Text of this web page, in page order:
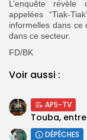
L’enquête révèle
appelées “Tiak-
informelles dans ce
dans ce secteur.
FD/BK
Voir aussi :
APS-TV
Touba,
DÉPÊCHES